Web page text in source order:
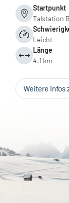
Startpunkt
Talstation
Leicht
Länge
4.1 km
Weitere Infos